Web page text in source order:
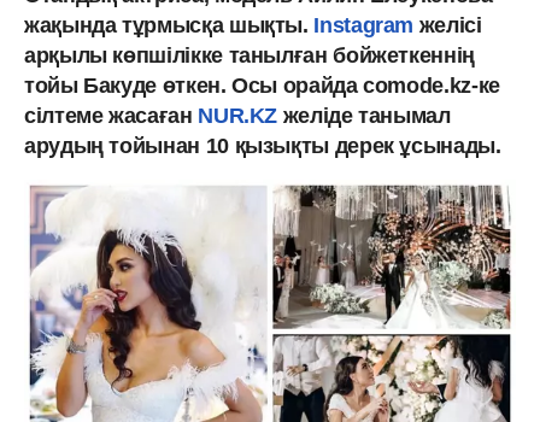
жақында тұрмысқа шықты. Instagram желісі
арқылы көпшілікке танылған бойжеткеннің
тойы Бакуде өткен. Осы орайда comode.kz-ке
сілтеме жасаған NUR.KZ желіде танымал
арудың тойынан 10 қызықты дерек ұсынады.